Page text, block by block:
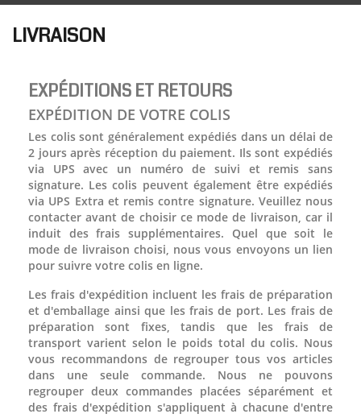
LIVRAISON
EXPÉDITIONS ET RETOURS
EXPÉDITION DE VOTRE COLIS
Les colis sont généralement expédiés dans un délai de
2 jours après réception du paiement. Ils sont expédiés
via UPS avec un numéro de suivi et remis sans
signature. Les colis peuvent également être expédiés
via UPS Extra et remis contre signature. Veuillez nous
contacter avant de choisir ce mode de livraison, car il
induit des frais supplémentaires. Quel que soit le
mode de livraison choisi, nous vous envoyons un lien
pour suivre votre colis en ligne.
Les frais d'expédition incluent les frais de préparation
et d'emballage ainsi que les frais de port. Les frais de
préparation sont fixes, tandis que les frais de
transport varient selon le poids total du colis. Nous
vous recommandons de regrouper tous vos articles
dans une seule commande. Nous ne pouvons
regrouper deux commandes placées séparément et
des frais d'expédition s'appliquent à chacune d'entre